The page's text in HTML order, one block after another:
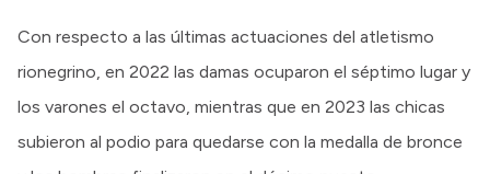
Con respecto a las últimas actuaciones del atletismo
rionegrino, en 2022 las damas ocuparon el séptimo lugar y
los varones el octavo, mientras que en 2023 las chicas
subieron al podio para quedarse con la medalla de bronce